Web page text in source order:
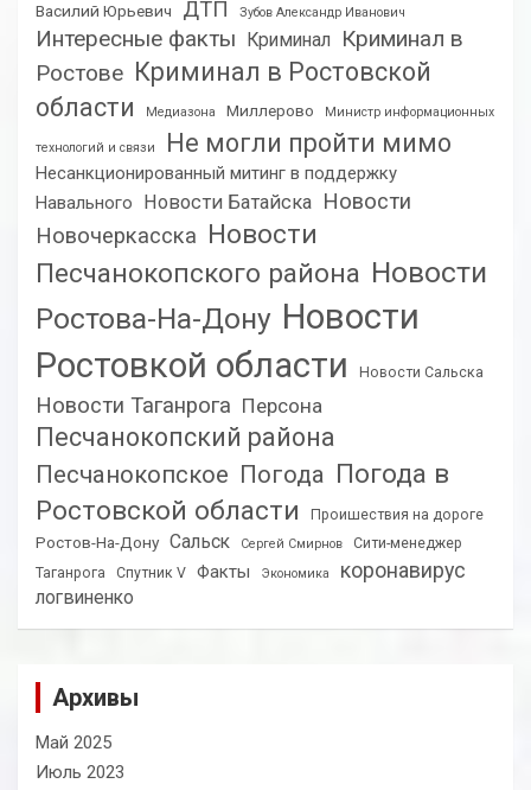
Василий Юрьевич ДТП Зубов Александр Иванович
Интересные факты Криминал
Криминал в
Ростове Криминал в Ростовской
области
Медиазона Миллерово Министр информационных
технологий и связи Не могли пройти мимо
Несанкционированный митинг в поддержку
Навального
Новости Батайска Новости
Новочеркасска Новости
Песчанокопского района Новости
Ростова-На-Дону Новости
Ростовкой области
Новости Сальска
Новости Таганрога Персона
Песчанокопский района
Песчанокопское Погода Погода в
Ростовской области
Проишествия на дороге
Ростов-На-Дону Сальск Сергей Смирнов
Сити-менеджер
Таганрога
Спутник V Факты Экономика коронавирус
логвиненко
Архивы
Май 2025
Июль 2023